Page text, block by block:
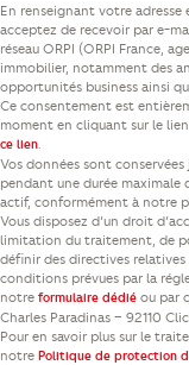
En renseignant votre adresse
acceptez de recevoir par e-
réseau ORPI (ORPI France,
immobilier, notamment des
opportunités business ainsi
Ce consentement est
moment en cliquant sur le
ce lien.
Vos données sont
pendant une durée
actif, conformément à notre
Vous disposez d’un droit
limitation du traitement, de
définir des directives relatives
conditions prévues par la
notre formulaire dédié ou par
Charles Paradinas – 92110
Pour en savoir plus sur le
notre Politique de protection